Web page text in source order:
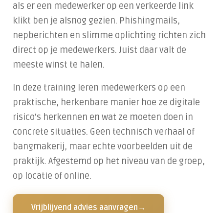
Datalekken voorkomen
Alles over Training & Adoptie
Gratis IT-risicoscan starten
als er een medewerker op een verkeerde link
klikt ben je alsnog gezien. Phishingmails,
nepberichten en slimme oplichting richten zich
direct op je medewerkers. Juist daar valt de
meeste winst te halen.
In deze training leren medewerkers op een
praktische, herkenbare manier hoe ze digitale
risico's herkennen en wat ze moeten doen in
concrete situaties. Geen technisch verhaal of
bangmakerij, maar echte voorbeelden uit de
praktijk. Afgestemd op het niveau van de groep,
op locatie of online.
Vrijblijvend advies aanvragen